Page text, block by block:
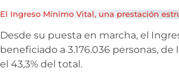
El Ingreso Mínimo Vital, una prestación
Desde su puesta en marcha, el
beneficiado a 3.176.036 personas,
el 43,3% del total.